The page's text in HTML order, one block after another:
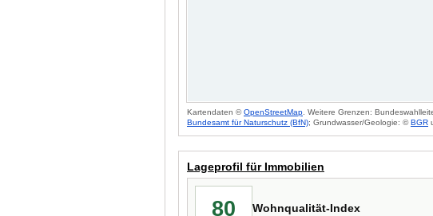
Kartendaten ©OpenStreetMap . Weitere Grenzen:
Bundesamt für Naturschutz (BfN); Grundwasser/Geologie: ©BGR
Lageprofil für Immobilien
80 Wohnqualität-Index